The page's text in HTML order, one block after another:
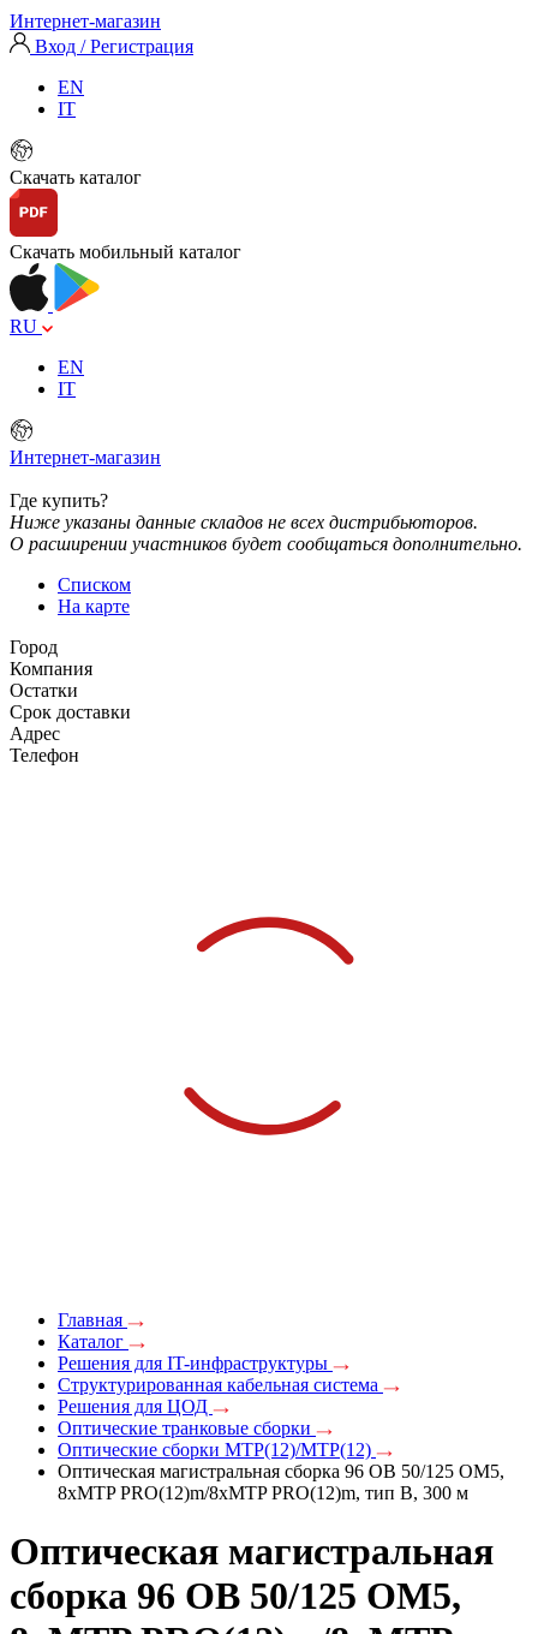
Интернет-магазин
Вход / Регистрация
EN
IT
Скачать каталог
Скачать мобильный каталог
RU
EN
IT
Интернет-магазин
Где купить?
Ниже указаны данные складов не всех дистрибьюторов.
О расширении участников будет сообщаться дополнительно.
Списком
На карте
Город
Компания
Остатки
Срок доставки
Адрес
Телефон
Главная
Каталог
Решения для IT-инфраструктуры
Структурированная кабельная система
Решения для ЦОД
Оптические транковые сборки
Оптические сборки MTP(12)/MTP(12)
Оптическая магистральная сборка 96 ОВ 50/125 OM5,
8xMTP PRO(12)m/8xMTP PRO(12)m, тип В, 300 м
Оптическая магистральная
сборка 96 ОВ 50/125 OM5,